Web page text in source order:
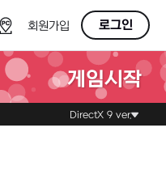
OFF회원가입 로그인
게임시작
DirectX 9 ver.